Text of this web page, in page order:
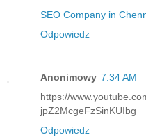
SEO Company in
Odpowiedz
Anonimowy 7:34 AM
https://
jpZ2McgeFzSinKUIbg
Odpowiedz